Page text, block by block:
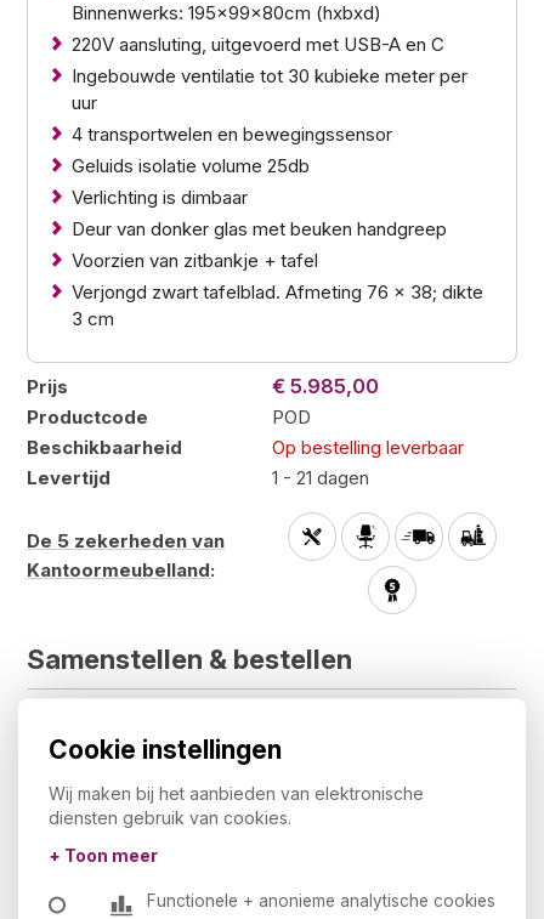
Binnenwerks: 195x99x80cm (hxbxd)
220V aansluting, uitgevoerd met USB-A en C
Ingebouwde ventilatie tot 30 kubieke meter per
uur
4 transportwelen en bewegingssensor
Geluids isolatie volume 25db
​Verlichting is dimbaar
Deur van donker glas met beuken handgreep
Voorzien van zitbankje + tafel
Verjongd zwart tafelblad. Afmeting 76 x 38; dikte
3 cm
Prijs € 5.985,00
Productcode
POD
Beschikbaarheid
Op bestelling leverbaar
Levertijd
1 - 21 dagen
De 5 zekerheden van
Kantoormeubelland:
Samenstellen & bestellen
Aantal
Totaal
Cookie instellingen
Wij maken bij het aanbieden van elektronische
diensten gebruik van cookies.
+ Toon meer
Functionele + anonieme analytische cookies